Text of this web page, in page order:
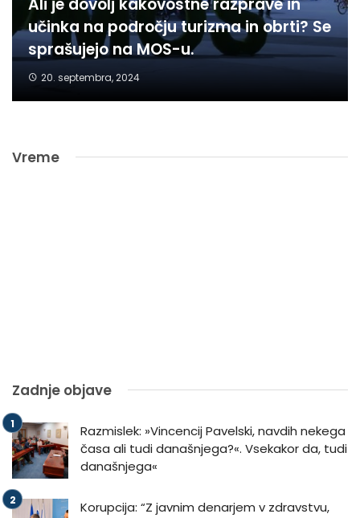
učinka na področju turizma in obrti? Se
sprašujejo na MOS-u.
20. septembra, 2024
Vreme
Zadnje objave
Razmislek: »Vincencij Pavelski, navdih nekega
časa ali tudi današnjega?«. Vsekakor da, tudi
današnjega«
Korupcija: “Z javnim denarjem v zdravstvu,